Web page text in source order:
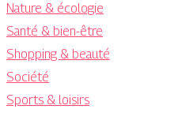
Nature & écologie
Santé & bien-être
Shopping & beauté
Société
Sports & loisirs